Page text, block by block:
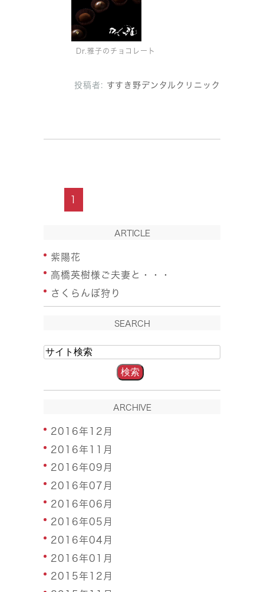
Dr.雅子のチョコレート
投稿者: すすき野デンタルクリニック
1
ARTICLE
紫陽花
高橋英樹様ご夫妻と・・・
さくらんぼ狩り
SEARCH
ARCHIVE
2016年12月
2016年11月
2016年09月
2016年07月
2016年06月
2016年05月
2016年04月
2016年01月
2015年12月